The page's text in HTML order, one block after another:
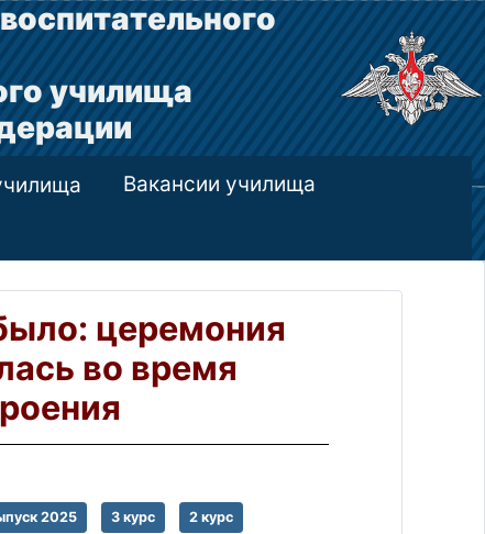
училища
Вакансии училища
церемония
во время
2025 3 курс 2 курс